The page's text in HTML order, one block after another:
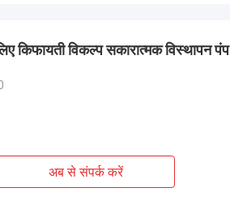
किफायती विकल्प सकारात्मक विस्थापन पंप
अब से संपर्क करें